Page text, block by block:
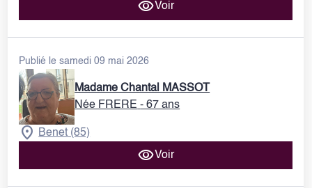
Voir
Publié le samedi 09 mai 2026
Madame Chantal MASSOT
Née FRERE - 67 ans
Benet (85)
Voir